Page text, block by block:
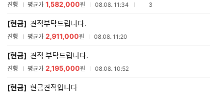
진행 평균가 1,582,000원 08.08. 11:34 참여업체수
3
[현금] 견적부탁드립니다.
진행 평균가 2,911,000원 08.08. 11:20
[현금] 견적 부탁드립니다.
진행 평균가 2,195,000원 08.08. 10:52
[현금] 현금견적입니다